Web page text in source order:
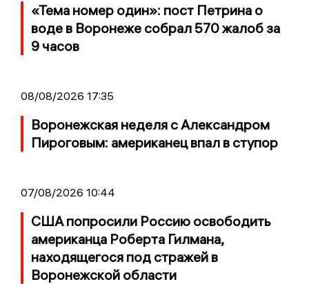
«Тема номер один»: пост Петрина о
воде в Воронеже собрал 570 жалоб за
9 часов
08/08/2026 17:35
Воронежская неделя с Александром
Пироговым: американец впал в ступор
07/08/2026 10:44
США попросили Россию освободить
американца Роберта Гилмана,
находящегося под стражей в
Воронежской области